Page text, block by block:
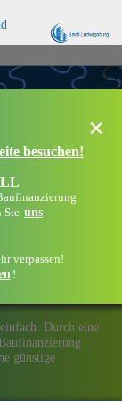
Durch eine
günstige
×
besuchen!
Sie uns
verpassen!
!